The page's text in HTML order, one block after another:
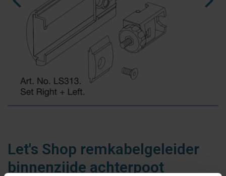
Let's Shop remkabelgeleider
binnenzijde achterpoot